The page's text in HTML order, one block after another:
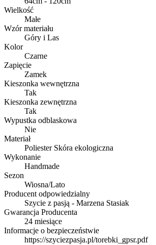
Wielkość
Małe
Wzór materiału
Góry i Las
Kolor
Czarne
Zapięcie
Zamek
Kieszonka wewnętrzna
Tak
Kieszonka zewnętrzna
Tak
Wypustka odblaskowa
Nie
Materiał
Poliester Skóra ekologiczna
Wykonanie
Handmade
Sezon
Wiosna/Lato
Producent odpowiedzialny
Szycie z pasją - Marzena Stasiak
Gwarancja Producenta
24 miesiące
Informacje o bezpieczeństwie
https://szyciezpasja.pl/torebki_gpsr.pdf